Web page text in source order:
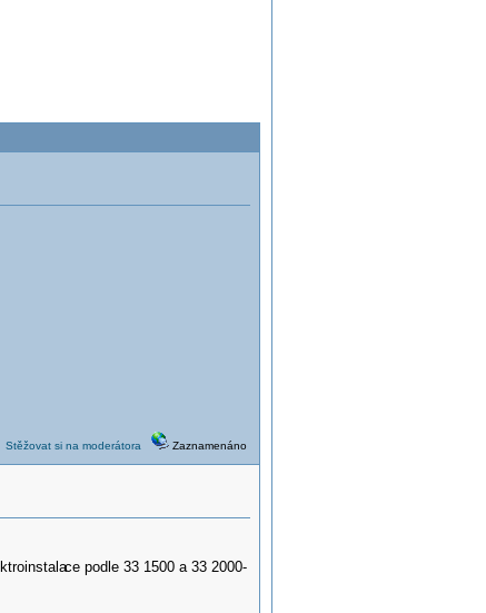
Stěžovat si na moderátora Zaznamenáno
ce podle 33 1500 a 33 2000-